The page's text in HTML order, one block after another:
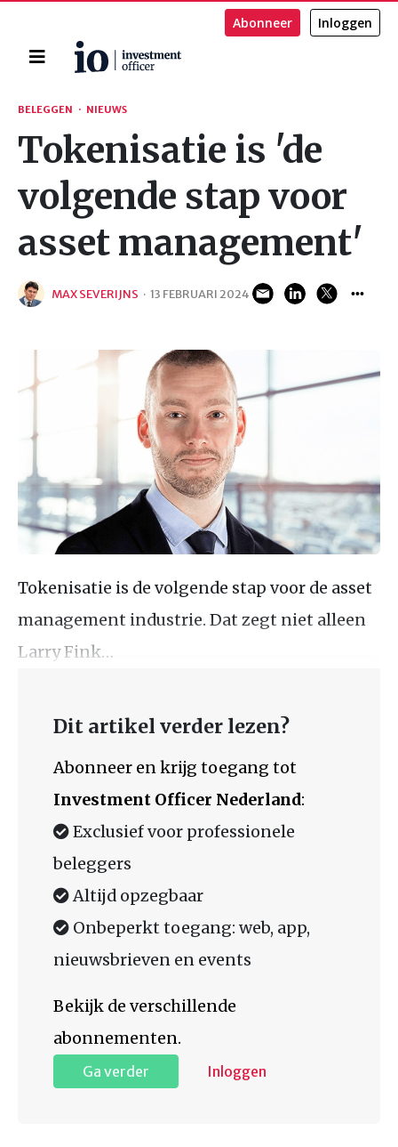
Home
Abonneer Inloggen
Zoeken
BELEGGEN · NIEUWS
Tokenisatie is 'de
volgende stap voor
asset management'
MAX SEVERIJNS · 13 FEBRUARI 2024
Tokenisatie is de volgende stap voor de asset
management industrie. Dat zegt niet alleen
Larry Fink…
Dit artikel verder lezen?
Abonneer en krijg toegang tot
Investment Officer Nederland:
Exclusief voor professionele
beleggers
Altijd opzegbaar
Onbeperkt toegang: web, app,
nieuwsbrieven en events
Bekijk de verschillende
abonnementen.
Ga verder Inloggen